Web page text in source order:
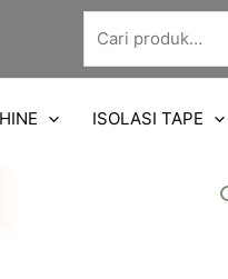
Pencarian
untuk:
ISOLASI TAPE